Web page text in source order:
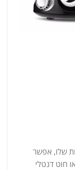
שלו, אפשר
חוט דנטלי